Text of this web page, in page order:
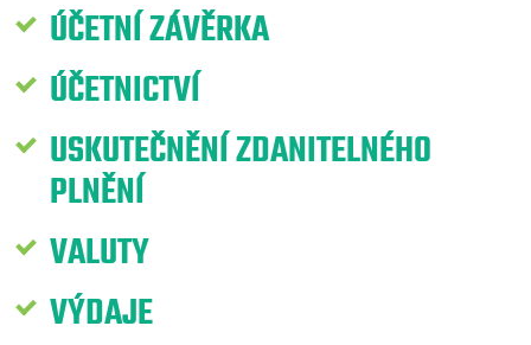
ÚČETNÍ ZÁVĚRKA
ÚČETNICTVÍ
USKUTEČNĚNÍ ZDANITELNÉHO
PLNĚNÍ
VALUTY
VÝDAJE